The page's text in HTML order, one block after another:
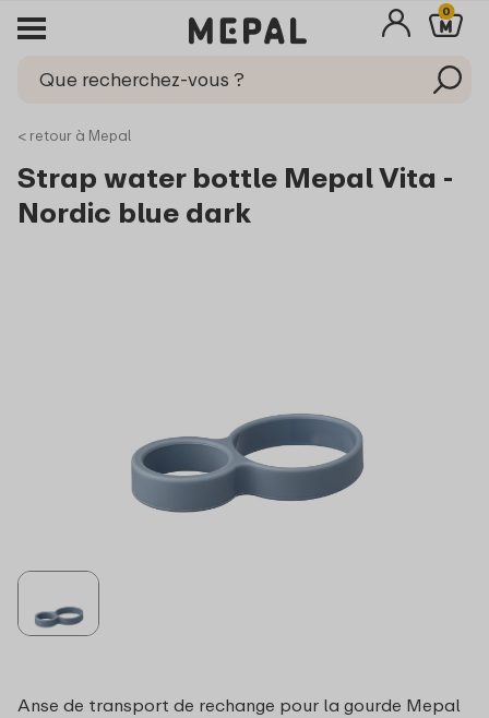
0
< retour à Mepal
Strap water bottle Mepal Vita -
Nordic blue dark
Anse de transport de rechange pour la gourde Mepal